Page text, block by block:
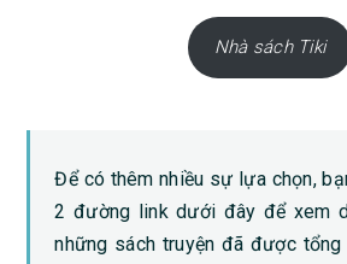
Nhà sách Tiki
Để có thêm nhiều sự lựa chọn,
2 đường link dưới đây để xem
những sách truyện đã được